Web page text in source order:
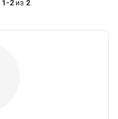
1-2 из 2